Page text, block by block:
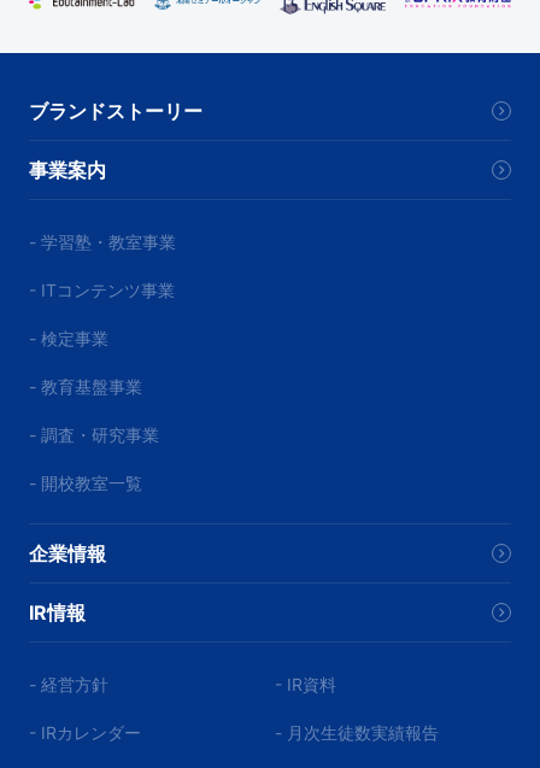
ブランドストーリー
事業案内
- 学習塾・教室事業
- ITコンテンツ事業
- 検定事業
- 教育基盤事業
- 調査・研究事業
- 開校教室一覧
企業情報
IR情報
- 経営方針 - IR資料
- IRカレンダー - 月次生徒数実績報告